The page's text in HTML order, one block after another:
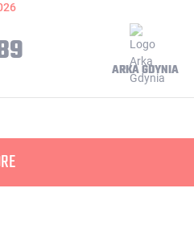
ARKA GDYNIA